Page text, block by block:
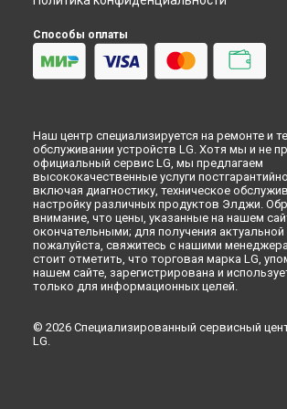
Способы оплаты
Наш центр специализируется на ремонте и
обслуживании устройств LG. Хотя мы и не
официальный сервис LG, мы предлагаем
высококачественные услуги
включая диагностику, техническое
настройку различных продуктов Элджи.
внимание, что цены, указанные на нашем
окончательными; для получения
пожалуйста, свяжитесь с нашими
стоит отметить, что торговая марка LG,
нашем сайте, зарегистрирована и
только для информационных целей.
© 2026 Специализированный сервисный
LG.